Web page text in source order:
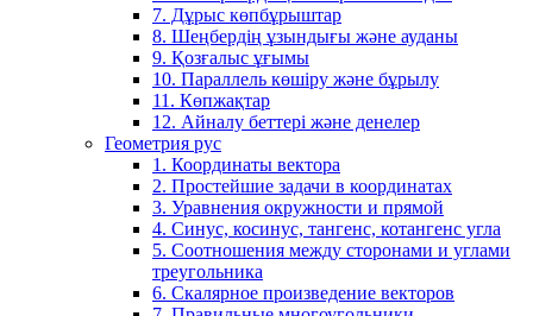
7. Дұрыс көпбұрыштар
8. Шеңбердің ұзындығы және ауданы
9. Қозғалыс ұғымы
10. Параллель көшіру және бұрылу
11. Көпжақтар
12. Айналу беттері және денелер
Геометрия рус
1. Координаты вектора
2. Простейшие задачи в координатах
3. Уравнения окружности и прямой
4. Синус, косинус, тангенс, котангенс угла
5. Соотношения между сторонами и углами
треугольника
6. Скалярное произведение векторов